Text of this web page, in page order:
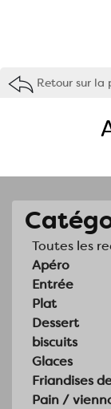
Toutes les
Apéro
Entrée
Plat
Dessert
biscuits
Glaces
Friandises
Pain /
Retour sur la